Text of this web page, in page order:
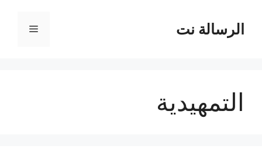
المحتوىالرسالة نت القائمة
التمهيدية